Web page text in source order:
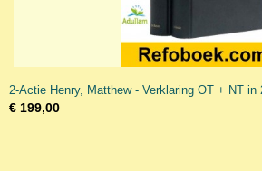
2-Actie Henry, Matthew - Verklaring OT + NT in
€ 199,00